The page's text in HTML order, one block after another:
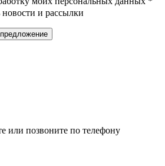
новости и рассылки
или позвоните по телефону